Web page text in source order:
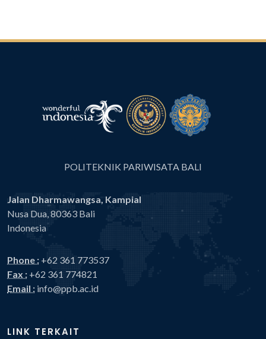
POLITEKNIK PARIWISATA BALI
Jalan Dharmawangsa, Kampial
Nusa Dua, 80363 Bali
Indonesia
Phone : +62 361 773537
Fax : +62 361 774821
Email : info@ppb.ac.id
LINK TERKAIT